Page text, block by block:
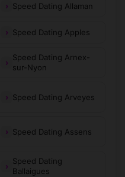
Speed Dating Allaman
Speed Dating Apples
Speed Dating Arnex-
sur-Nyon
Speed Dating Arveyes
Speed Dating Assens
Speed Dating
Ballaigues